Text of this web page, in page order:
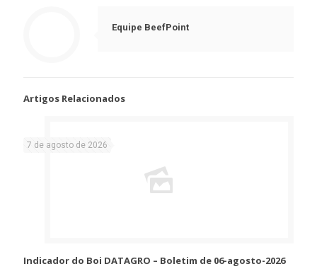
Equipe BeefPoint
Artigos Relacionados
7 de agosto de 2026
Indicador do Boi DATAGRO – Boletim de 06-agosto-2026